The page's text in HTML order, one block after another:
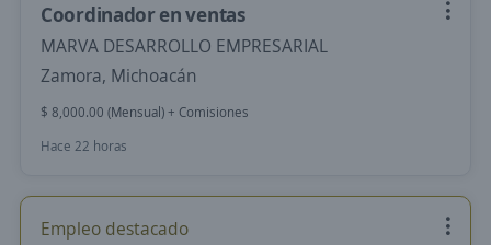
Coordinador en ventas
MARVA DESARROLLO EMPRESARIAL
Zamora, Michoacán
$ 8,000.00 (Mensual) + Comisiones
Hace 22 horas
Empleo destacado